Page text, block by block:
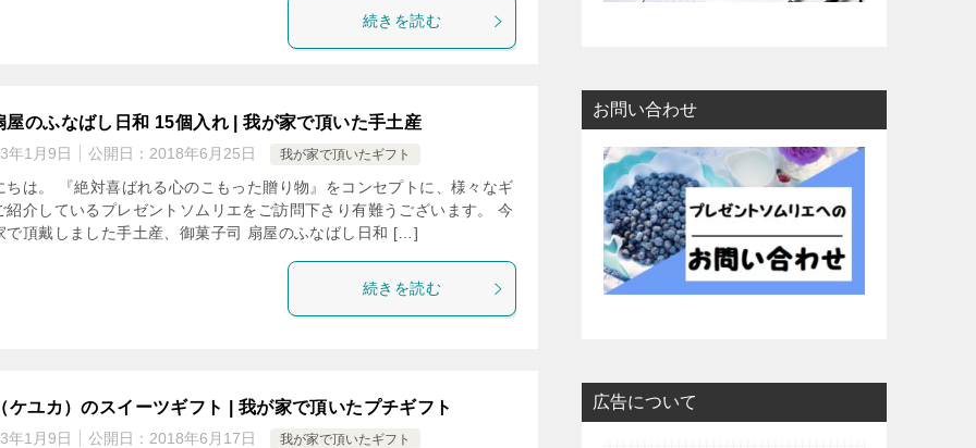
続きを読む
屋のふなばし日和 15個入れ | 我が家で頂いた手土産
年1月9日 公開日： 2018年6月25日 我が家で頂いたギフト
ちは。 『絶対喜ばれる心のこもった贈り物』をコンセプトに、様々なギ
紹介しているプレゼントソムリエをご訪問下さり有難うございます。 今
で頂戴しました手土産、御菓子司 扇屋のふなばし日和 […]
続きを読む
ユカ）のスイーツギフト | 我が家で頂いたプチギフト
年1月9日 公開日： 2018年6月17日 我が家で頂いたギフト
お問い合わせ
広告について